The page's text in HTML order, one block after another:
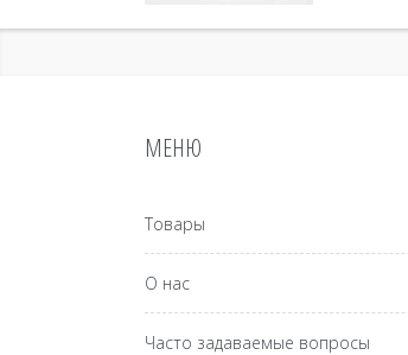
Товары
О нас
Часто задаваемые вопросы